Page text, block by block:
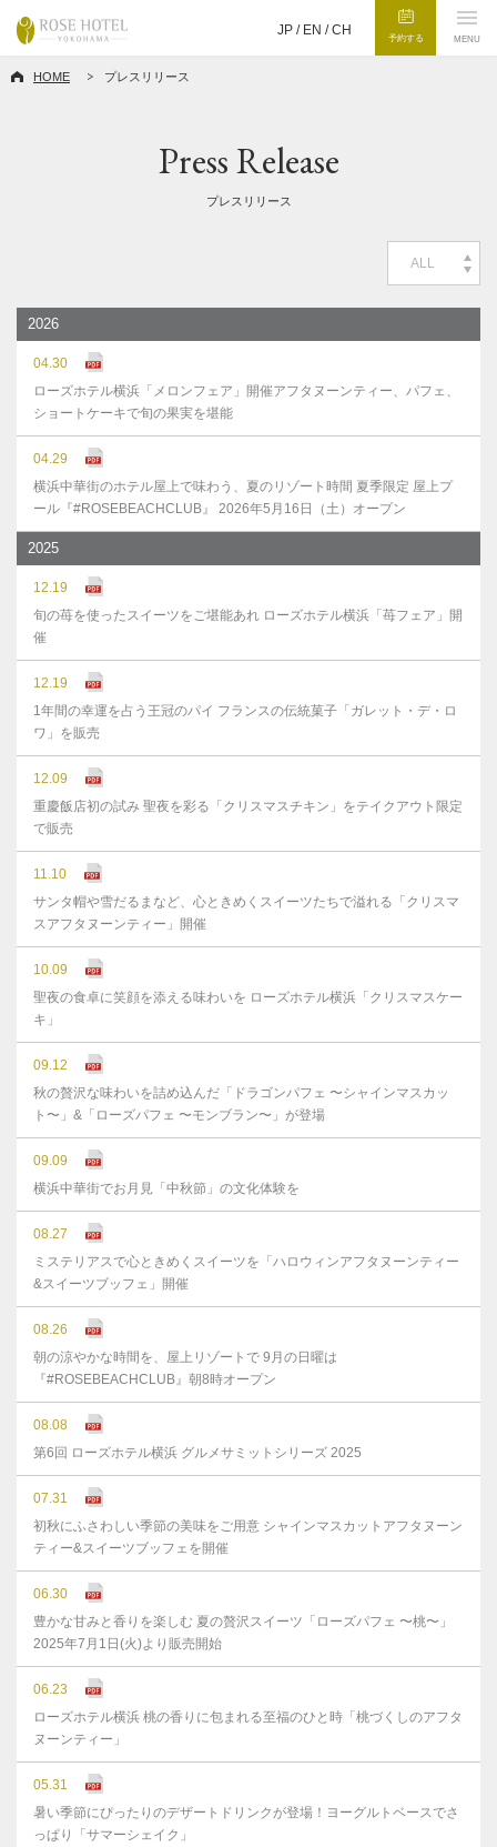
JP / EN /CH
予約する MENU
HOME プレスリリース
Press Release
プレスリリース
ALL
2026
04.30
ローズホテル横浜「メロンフェア」開催アフタヌーンティー、パフェ、
ショートケーキで旬の果実を堪能
04.29
横浜中華街のホテル屋上で味わう、夏のリゾート時間 夏季限定 屋上プ
ール『#ROSEBEACHCLUB』 2026年5月16日（土）オープン
2025
12.19
旬の苺を使ったスイーツをご堪能あれ ローズホテル横浜「苺フェア」開
催
12.19
1年間の幸運を占う王冠のパイ フランスの伝統菓子「ガレット・デ・ロ
ワ」を販売
12.09
重慶飯店初の試み 聖夜を彩る「クリスマスチキン」をテイクアウト限定
で販売
11.10
サンタ帽や雪だるまなど、心ときめくスイーツたちで溢れる「クリスマ
スアフタヌーンティー」開催
10.09
聖夜の食卓に笑顔を添える味わいを ローズホテル横浜「クリスマスケー
キ」
09.12
秋の贅沢な味わいを詰め込んだ「ドラゴンパフェ 〜シャインマスカッ
ト〜」&「ローズパフェ 〜モンブラン〜」が登場
09.09
横浜中華街でお月見「中秋節」の文化体験を
08.27
ミステリアスで心ときめくスイーツを「ハロウィンアフタヌーンティー
&スイーツブッフェ」開催
08.26
朝の涼やかな時間を、屋上リゾートで 9月の日曜は
『#ROSEBEACHCLUB』朝8時オープン
08.08
第6回 ローズホテル横浜 グルメサミットシリーズ 2025
07.31
初秋にふさわしい季節の美味をご用意 シャインマスカットアフタヌーン
ティー&スイーツブッフェを開催
06.30
豊かな⽢みと⾹りを楽しむ 夏の贅沢スイーツ「ローズパフェ 〜桃〜」
2025年7⽉1⽇(⽕)より販売開始
06.23
ローズホテル横浜 桃の香りに包まれる至福のひと時「桃づくしのアフタ
ヌーンティー」
05.31
暑い季節にぴったりのデザートドリンクが登場！ヨーグルトベースでさ
っぱり「サマーシェイク」